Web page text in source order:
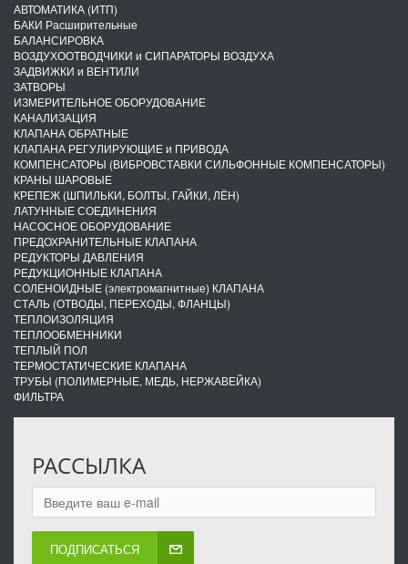
АВТОМАТИКА (ИТП)
БАКИ Расширительные
БАЛАНСИРОВКА
ВОЗДУХООТВОДЧИКИ и СИПАРАТОРЫ ВОЗДУХА
ЗАДВИЖКИ и ВЕНТИЛИ
ЗАТВОРЫ
ИЗМЕРИТЕЛЬНОЕ ОБОРУДОВАНИЕ
КАНАЛИЗАЦИЯ
КЛАПАНА ОБРАТНЫЕ
КЛАПАНА РЕГУЛИРУЮЩИЕ и ПРИВОДА
КОМПЕНСАТОРЫ (ВИБРОВСТАВКИ СИЛЬФОННЫЕ КОМПЕНСАТОРЫ)
КРАНЫ ШАРОВЫЕ
КРЕПЕЖ (ШПИЛЬКИ, БОЛТЫ, ГАЙКИ, ЛЁН)
ЛАТУННЫЕ СОЕДИНЕНИЯ
НАСОСНОЕ ОБОРУДОВАНИЕ
ПРЕДОХРАНИТЕЛЬНЫЕ КЛАПАНА
РЕДУКТОРЫ ДАВЛЕНИЯ
РЕДУКЦИОННЫЕ КЛАПАНА
СОЛЕНОИДНЫЕ (электромагнитные) КЛАПАНА
СТАЛЬ (ОТВОДЫ, ПЕРЕХОДЫ, ФЛАНЦЫ)
ТЕПЛОИЗОЛЯЦИЯ
ТЕПЛООБМЕННИКИ
ТЕПЛЫЙ ПОЛ
ТЕРМОСТАТИЧЕСКИЕ КЛАПАНА
ТРУБЫ (ПОЛИМЕРНЫЕ, МЕДЬ, НЕРЖАВЕЙКА)
ФИЛЬТРА
РАССЫЛКА
ПОДПИСАТЬСЯ